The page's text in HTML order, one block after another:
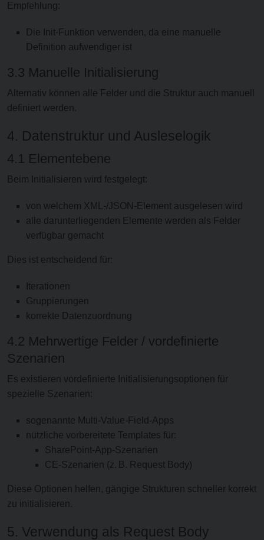
Empfehlung:
Die Init-Funktion verwenden, da eine manuelle
Definition aufwendiger ist
3.3 Manuelle Initialisierung
Alternativ können alle Felder und die Struktur auch manuell
definiert werden.
4. Datenstruktur und Ausleselogik
4.1 Elementebene
Beim Initialisieren wird festgelegt:
von welchem XML-/JSON-Element ausgelesen wird
alle darunterliegenden Elemente werden als Felder
verfügbar gemacht
Dies ist entscheidend für:
Iterationen
Gruppierungen
korrekte Datenzuordnung
4.2 Mehrwertige Felder / vordefinierte
Szenarien
Es existieren vordefinierte Initialisierungsoptionen für
spezielle Szenarien:
sogenannte Multi-Value-Field-Apps
nützliche vorbereitete Templates für:
SharePoint-App-Szenarien
CE-Szenarien (z. B. Request Body)
Diese Optionen helfen, gängige Strukturen schneller korrekt
zu initialisieren.
5. Verwendung als Request Body